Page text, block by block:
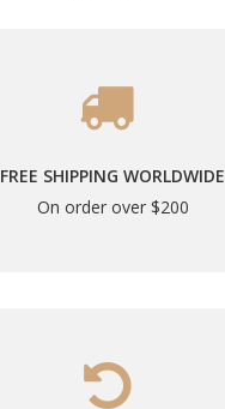
FREE SHIPPING WORLDWIDE
On order over $200